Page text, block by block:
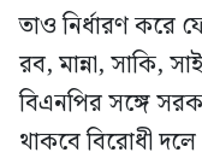
তাও নির্ধারণ করে
রব, মান্না, সাকি,
বিএনপির সঙ্গে
থাকবে বিরোধী